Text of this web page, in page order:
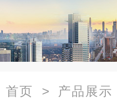
首页 > 产品展示